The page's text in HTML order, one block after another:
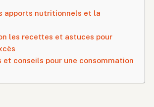
apports nutritionnels et la
les recettes et astuces pour
et conseils pour une consommation